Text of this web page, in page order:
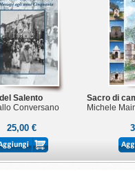
Salento
Conversano
25,00 €
Sacro di
Michele